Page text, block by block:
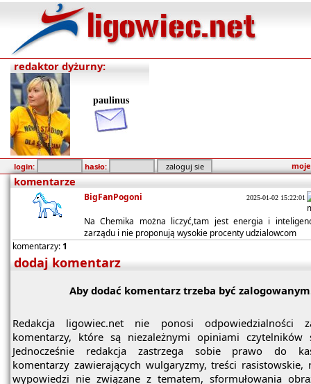
redaktor dyżurny:
paulinus
login: hasło:
komentarze
BigFanPogoni 2025-01-02 15:22:01
Na Chemika można liczyć,tam jest energia i
zarządu i nie proponują wysokie procenty udzialowcom
komentarzy:1
dodaj komentarz
Aby dodać komentarz trzeba być
Redakcja ligowiec.net nie ponosi odpowiedzialności
komentarzy, które są niezależnymi opiniami czytelników
Jednocześnie redakcja zastrzega sobie prawo do
komentarzy zawierających wulgaryzmy, treści rasistowskie,
wypowiedzi nie związane z tematem, sformułowania